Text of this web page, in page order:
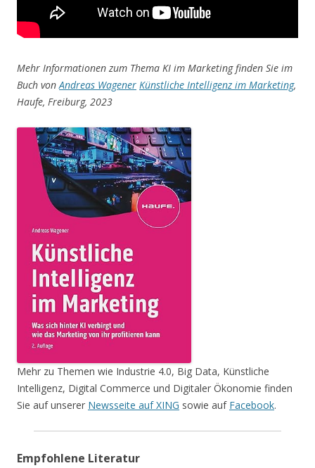
Mehr Informationen zum Thema KI im Marketing finden Sie im
Buch vonAndreas Wagener Künstliche Intelligenz im Marketing,
Haufe, Freiburg, 2023
Mehr zu Themen wie Industrie 4.0, Big Data, Künstliche
Intelligenz, Digital Commerce und Digitaler Ökonomie finden
Sie auf unserer Newsseite auf XING sowie auf Facebook.
Empfohlene Literatur